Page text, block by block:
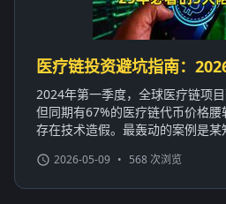
医疗链投资避坑指南：
2024年第一季度，全球医疗链项目
但同期有67%的医疗链代币价格
存在技术造假。最轰动的案例是某
2026-05-09 • 568 次浏览